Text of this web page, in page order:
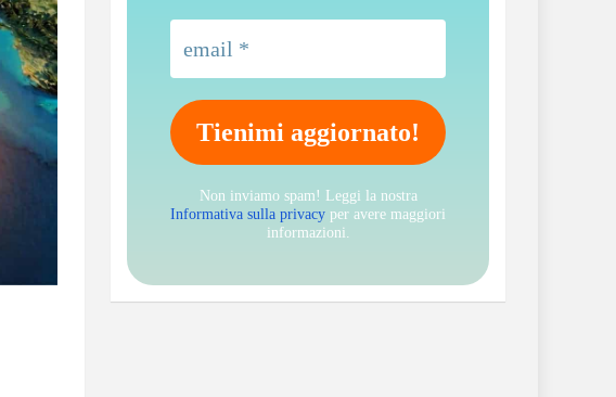
Non inviamo spam! Leggi la nostra
Informativa sulla privacy per avere maggiori
informazioni.